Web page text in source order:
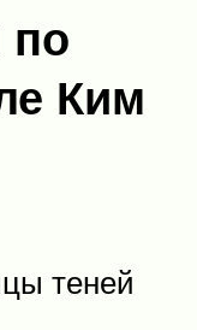
Ким
теней